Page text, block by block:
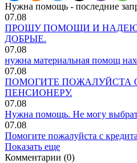
Нужна помощь - последние
07.08
ПРОШУ ПОМОЩИ И
ДОБРЫЕ.
07.08
нужна материальная помощ
07.08
ПОМОГИТЕ ПОЖАЛУЙСТА
ПЕНСИОНЕРУ.
07.08
Нужна помощь. Не могу
07.08
Помогите пожалуйста с
Показать еще
Комментарии (0)